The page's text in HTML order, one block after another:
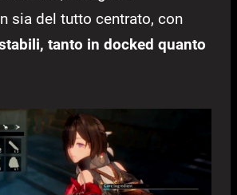
sia del tutto centrato, con
tanto in docked quanto